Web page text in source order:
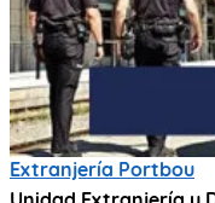
Extranjería Portbou